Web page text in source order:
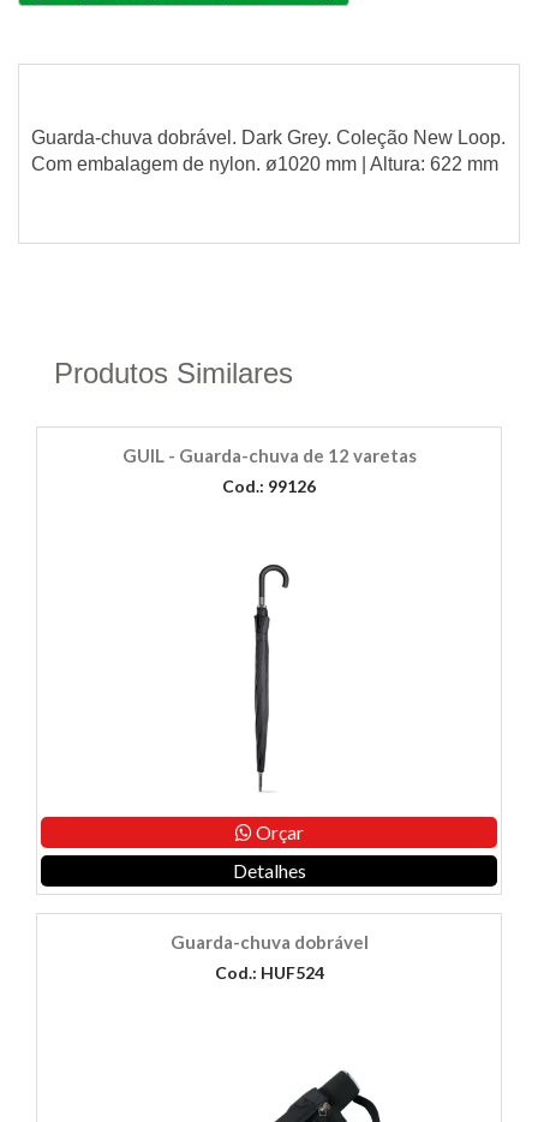
Guarda-chuva dobrável. Dark Grey. Coleção New Loop.
Com embalagem de nylon. ø1020 mm | Altura: 622 mm
Produtos Similares
GUIL - Guarda-chuva de 12 varetas
Cod.: 99126
Orçar
Detalhes
Guarda-chuva dobrável
Cod.: HUF524